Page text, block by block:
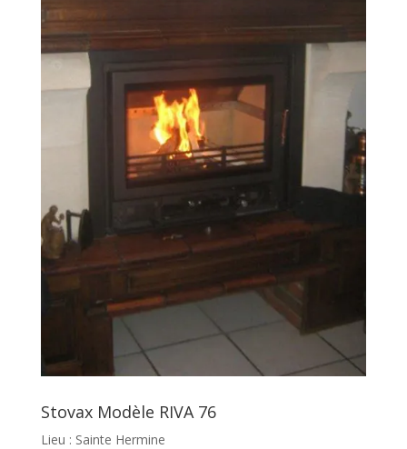
Stovax Modèle RIVA 76
Lieu : Sainte Hermine